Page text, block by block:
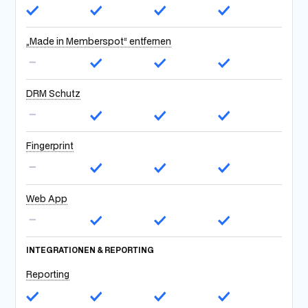
„Made in Memberspot“ entfernen
DRM Schutz
Fingerprint
Web App
INTEGRATIONEN & REPORTING
Reporting